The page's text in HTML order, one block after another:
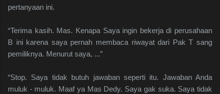
pertanyaan ini.
“Terima kasih. Mas. Kenapa Saya ingin bekerja di perusahaan
B ini karena saya pernah membaca riwayat dari Pak T sang
pemiliknya. Menurut saya, ...”
“Stop. Saya tidak butuh jawaban seperti itu. Jawaban Anda
muluk - muluk. Maaf ya Mas Dedy. Saya gak suka. Saya tidak